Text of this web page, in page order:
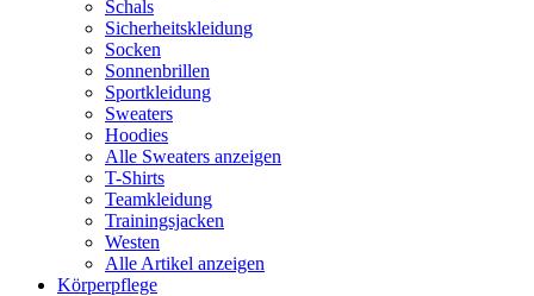
Schals
Sicherheitskleidung
Socken
Sonnenbrillen
Sportkleidung
Sweaters
Hoodies
Alle Sweaters anzeigen
T-Shirts
Teamkleidung
Trainingsjacken
Westen
Alle Artikel anzeigen
Körperpflege